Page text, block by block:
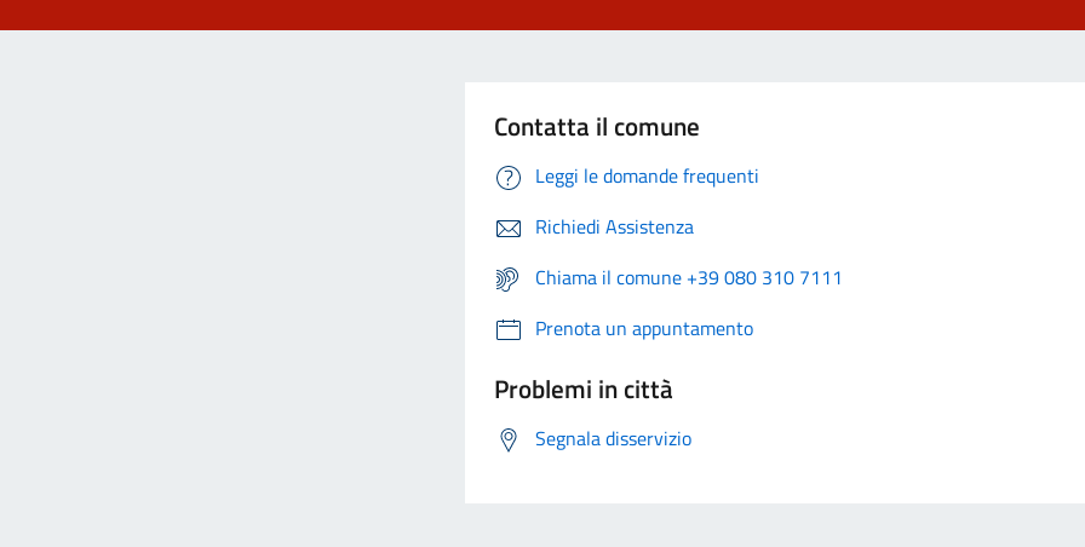
Contatta il comune
Leggi le domande frequenti
Richiedi Assistenza
Chiama il comune +39 080 310 7111
Prenota un appuntamento
Problemi in città
Segnala disservizio